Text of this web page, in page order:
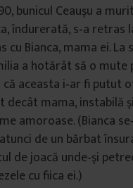
bunicul Ceauşu a
îndurerată, s‐a retras
cu Bianca, mama ei. La
a hotărât să o mute
aceasta i‐ar fi putut
mama, instabilă
amoroase. (Bianca se‐
de un bărbat
de joacă unde‐şi
cu fiica ei.)